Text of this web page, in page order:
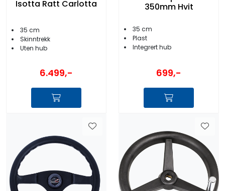
Isotta Ratt Carlotta
35 cm
Skinntrekk
Uten hub
6.499,-
350mm Hvit
35 cm
Plast
Integrert hub
699,-